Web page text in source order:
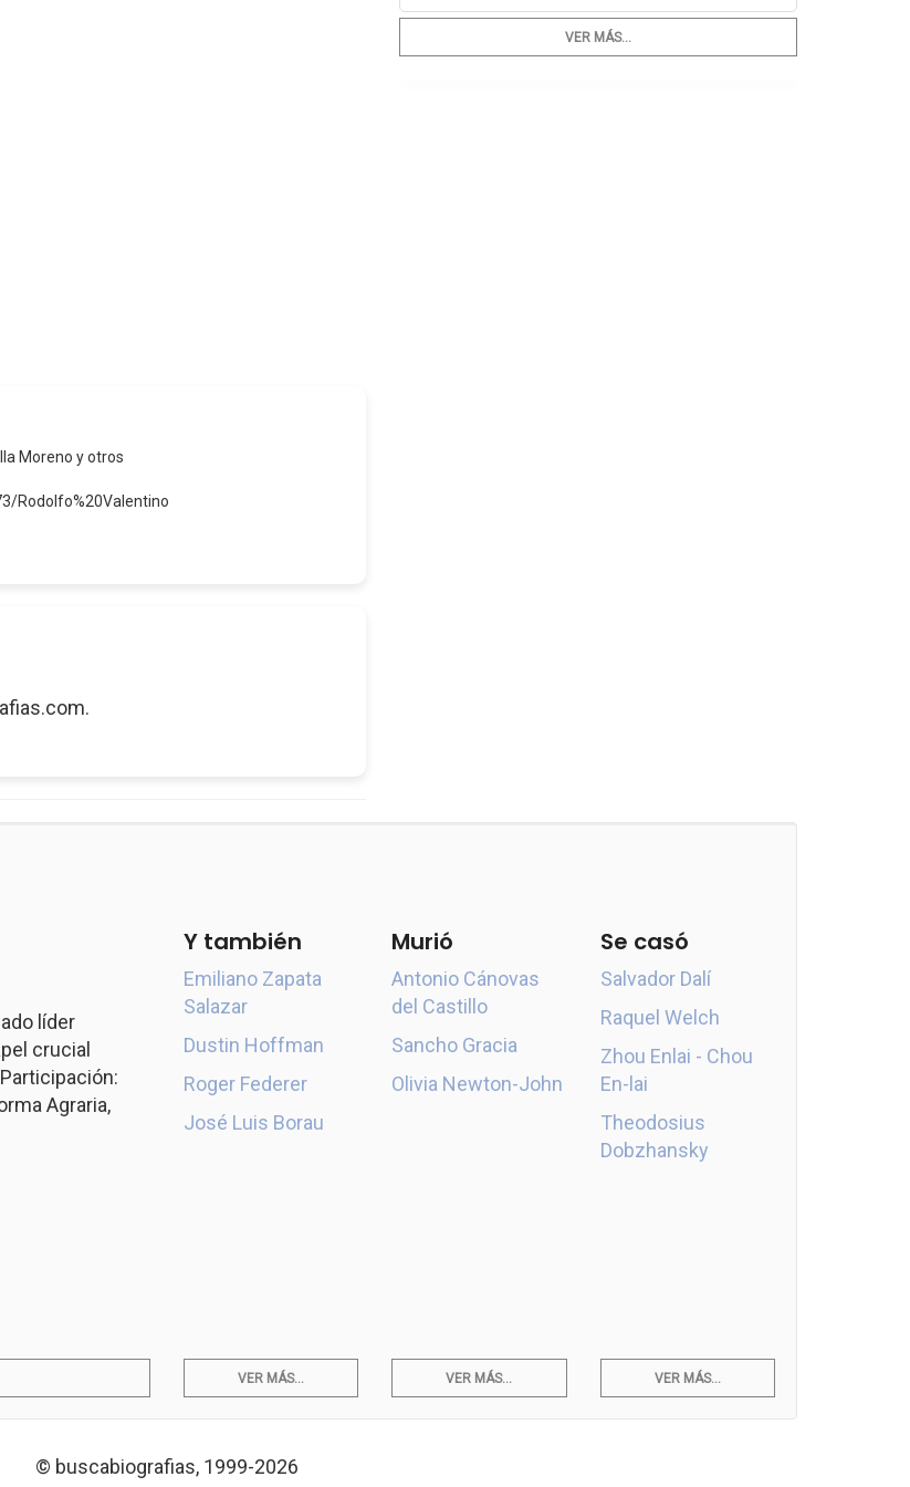
Moreno y otros
Rodolfo%20Valentino
VER MÁS...
líder
crucial
Agraria,
Y también
Emiliano Zapata
Salazar
Dustin Hoffman
Roger Federer
José Luis Borau
Murió
Antonio Cánovas
del Castillo
Sancho Gracia
Olivia Newton-John
Se casó
Salvador Dalí
Raquel Welch
Zhou Enlai - Chou
En-lai
Theodosius
Dobzhansky
VER MÁS... VER MÁS... VER MÁS...
© buscabiografias, 1999-2026